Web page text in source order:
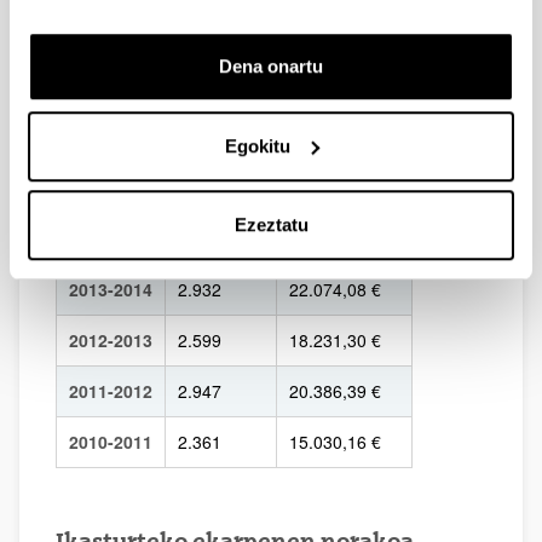
Dena onartu
Egokitu
Ezeztatu
2018-2019 1.020 7.717,43 €
24.363,56 €
2015-2016 3.344 25.222,83 €
23.048,93 €
2013-2014 2.932 22.074,08 €
2012-2013 2.599 18.231,30 €
2011-2012 2.947 20.386,39 €
2010-2011 2.361 15.030,16 €